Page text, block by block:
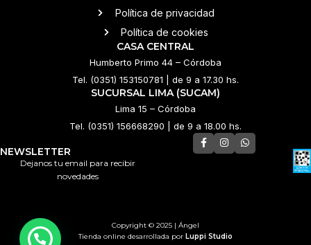
Política de privacidad
Política de cookies
CASA CENTRAL
Humberto Primo 44 – Córdoba
Tel. (0351) 153150781 | de 9 a 17.30 hs.
SUCURSAL LIMA (SUCAM)
Lima 15 – Córdoba
Tel. (0351) 156668290 | de 9 a 18.00 hs.
NEWSLETTER
Dejanos tu email para recibir
novedades
Tienda online desarrollada por Luppi Studio
Copyright © 2025 | Ángel